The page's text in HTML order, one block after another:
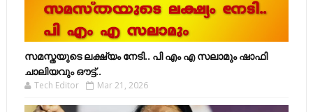
സമസ്തയുടെ ലക്ഷ്യം നേടി.. പി എം എ സലാമും ഷാഫി
ചാലിയവും ഔട്ട്..
Tech Editor Mar 21, 2026